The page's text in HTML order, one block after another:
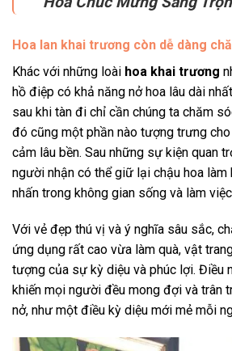
Hoa lan khai trương còn dễ dàng
Khác với những loài hoa khai trương
hồ điệp có khả năng nở hoa lâu dài
sau khi tàn đi chỉ cần chúng ta chăm
đó cũng một phần nào tượng trưng
cảm lâu bền. Sau những sự kiện quan
người nhận có thể giữ lại chậu hoa làm
nhấn trong không gian sống và làm
Với vẻ đẹp thú vị và ý nghĩa sâu sắc,
ứng dụng rất cao vừa làm quà, vật
tượng của sự kỳ diệu và phúc lợi. Điều
khiến mọi người đều mong đợi và trân
nở, như một điều kỳ diệu mới mẻ mỗi